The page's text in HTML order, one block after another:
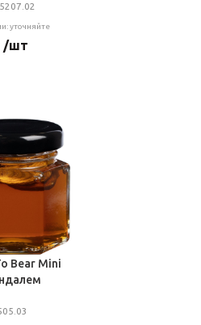
уточняйте
/шт
Bear Mini